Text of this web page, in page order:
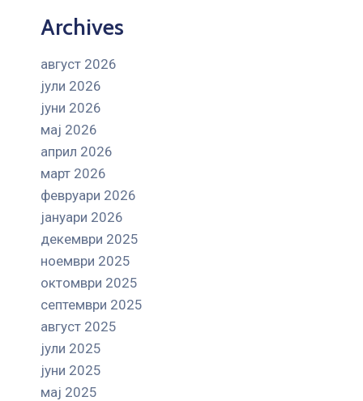
Archives
август 2026
јули 2026
јуни 2026
мај 2026
април 2026
март 2026
февруари 2026
јануари 2026
декември 2025
ноември 2025
октомври 2025
септември 2025
август 2025
јули 2025
јуни 2025
мај 2025